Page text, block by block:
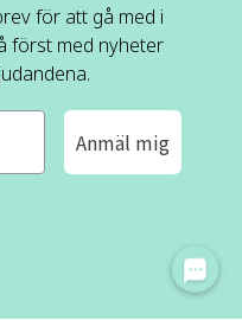
för att gå med i
först med nyheter
Anmäl mig